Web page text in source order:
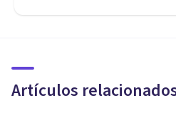
Artículos
Allen Ginsberg:
Beat